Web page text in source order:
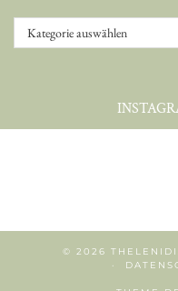
Kategorien
© 2026